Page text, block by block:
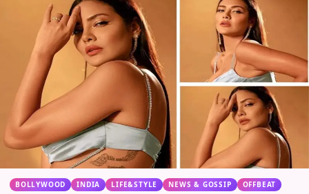
BOLLYWOOD INDIA LIFE&STYLE NEWS & GOSSIP OFFBEAT